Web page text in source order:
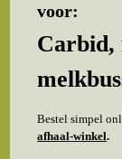
voor:
Carbid,
Bestel simpel
afhaal-winkel.